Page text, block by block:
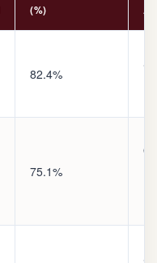
(%)
82.4%
75.1%